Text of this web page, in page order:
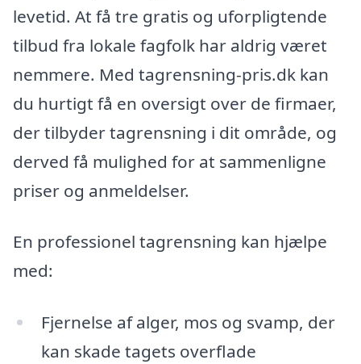
levetid. At få tre gratis og uforpligtende
tilbud fra lokale fagfolk har aldrig været
nemmere. Med tagrensning-pris.dk kan
du hurtigt få en oversigt over de firmaer,
der tilbyder tagrensning i dit område, og
derved få mulighed for at sammenligne
priser og anmeldelser.
En professionel tagrensning kan hjælpe
med:
Fjernelse af alger, mos og svamp, der
kan skade tagets overflade